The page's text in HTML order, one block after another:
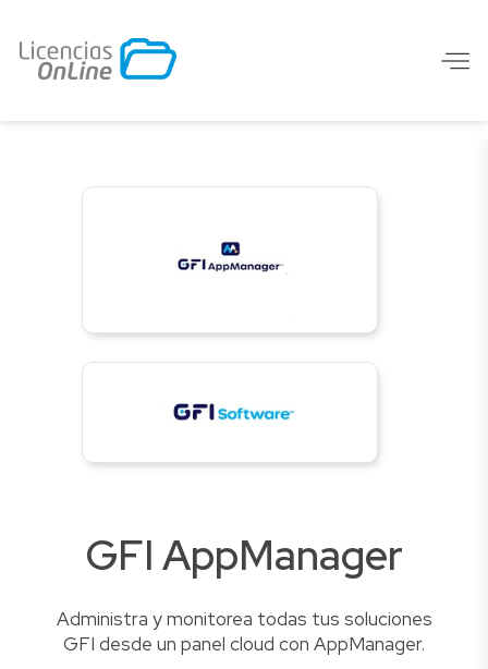
GFI AppManager
Administra y monitorea todas tus soluciones
GFI desde un panel cloud con AppManager.